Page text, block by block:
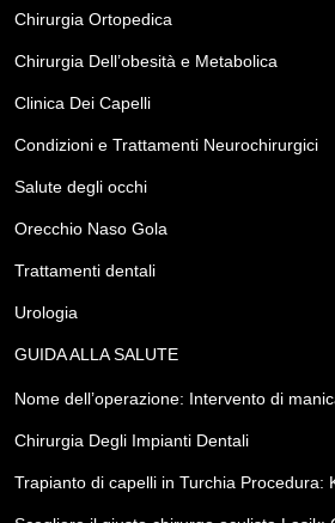
Chirurgia Ortopedica
Chirurgia Dell’obesità e Metabolica
Clinica Dei Capelli
Condizioni e Trattamenti Neurochirurgici
Salute degli occhi
Orecchio Naso Gola
Trattamenti dentali
Urologia
GUIDA ALLA SALUTE
Nome dell’operazione: Intervento di
Chirurgia Degli Impianti Dentali
Trapianto di capelli in Turchia Procedura: